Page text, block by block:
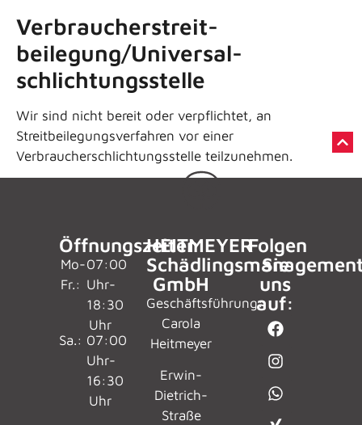
Verbraucher­streit­
beilegung/Universal­
schlichtungs­stelle
Wir sind nicht bereit oder verpflichtet, an
Streitbeilegungsverfahren vor einer
Verbraucherschlichtungsstelle teilzunehmen.
Öffnungszeiten
Mo-
Fr.:
07:00
Uhr-
18:30
Uhr
Sa.: 07:00
Uhr-
16:30
Uhr
HEITMEYER
GmbH
Geschäftsführung:
Carola
Heitmeyer
Erwin-
Dietrich-
Straße
Folgen
Sie
uns
auf: